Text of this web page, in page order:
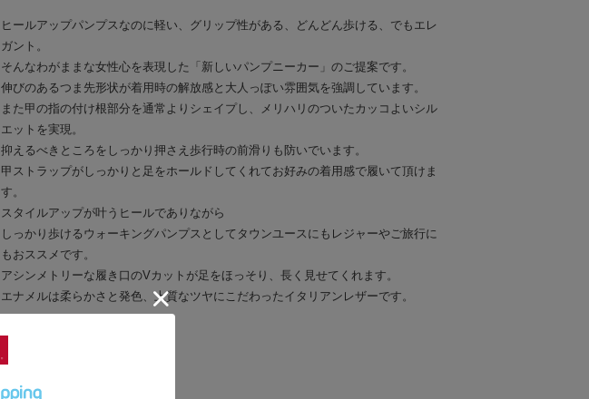
ヒールアップパンプスなのに軽い、グリップ性がある、どんどん歩ける、でもエレ
ガント。
そんなわがままな女性心を表現した「新しいパンプニーカー」のご提案です。
伸びのあるつま先形状が着用時の解放感と大人っぽい雰囲気を強調しています。
また甲の指の付け根部分を通常よりシェイプし、メリハリのついたカッコよいシル
エットを実現。
抑えるべきところをしっかり押さえ歩行時の前滑りも防いでいます。
甲ストラップがしっかりと足をホールドしてくれてお好みの着用感で履いて頂けま
す。
スタイルアップが叶うヒールでありながら
しっかり歩けるウォーキングパンプスとしてタウンユースにもレジャーやご旅行に
もおススメです。
アシンメトリーな履き口のVカットが足をほっそり、長く見せてくれます。
エナメルは柔らかさと発色、上質なツヤにこだわったイタリアンレザーです。
#外反母趾にもやさしい靴
#コンフォート